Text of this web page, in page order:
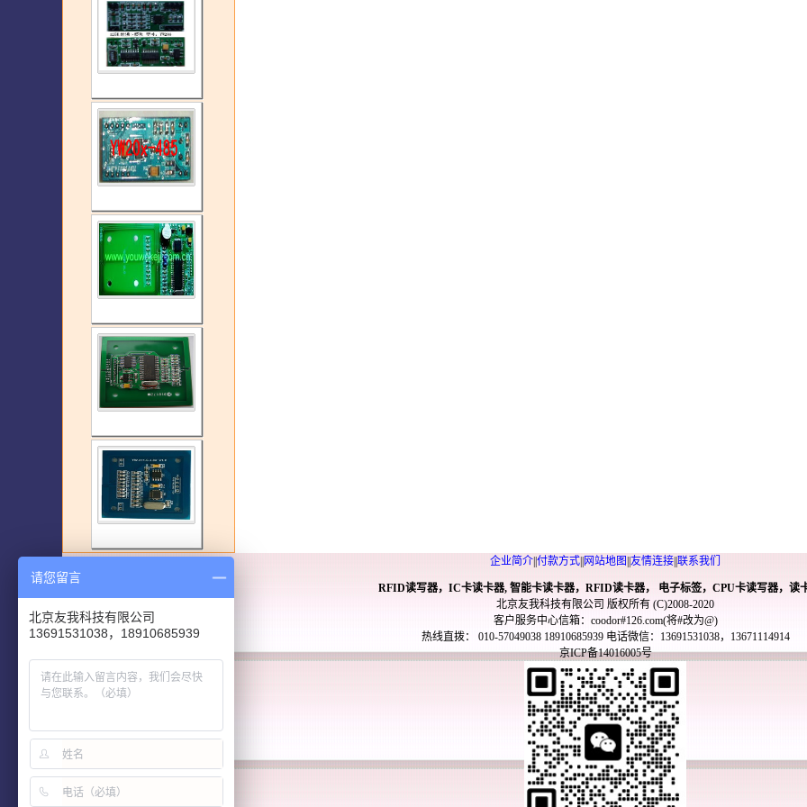
企业简介 付款方式 网站地图 友情连接 联系我们
RFID读写器，IC卡读卡器, 智能卡读卡器，RFID读卡器， 电子标签，CPU卡读写器，读
北京友我科技有限公司 版权所有 (C)2008-2020
客户服务中心信箱：coodor#126.com(将#改为@)
热线直拨： 010-57049038 18910685939 电话微信：13691531038，13671114914
京ICP备14016005号
请您留言
北京友我科技有限公司
13691531038，18910685939